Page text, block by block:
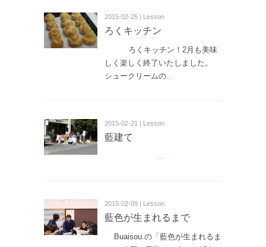
2015-02-25 | Lesson
ろくキッチン
ろくキッチン！2月も美味
しく楽しく終了いたしました。
シュークリームの...
2015-02-21 | Lesson
藍建て
...
2015-02-09 | Lesson
藍色が生まれるまで
Buaisou.の「藍色が生まれるま